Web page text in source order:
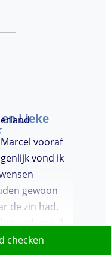
Lieke
vooraf
vond ik
gewoon
de zin had.
gedanst. Ik
vooraf de
checken